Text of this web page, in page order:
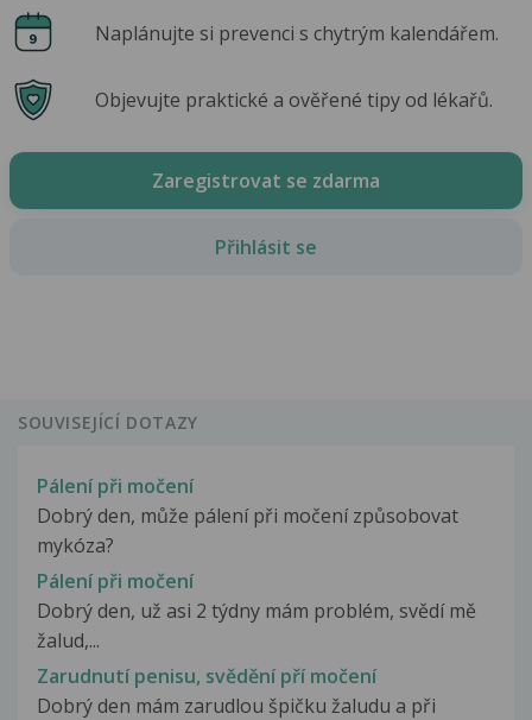
Naplánujte si prevenci s chytrým kalendářem.
Objevujte praktické a ověřené tipy od lékařů.
Zaregistrovat se zdarma
Přihlásit se
SOUVISEJÍCÍ DOTAZY
Pálení při močení
Dobrý den, může pálení při močení způsobovat
mykóza?
Pálení při močení
Dobrý den, už asi 2 týdny mám problém, svědí mě
žalud,...
Zarudnutí penisu, svědění pří močení
Dobrý den mám zarudlou špičku žaludu a při